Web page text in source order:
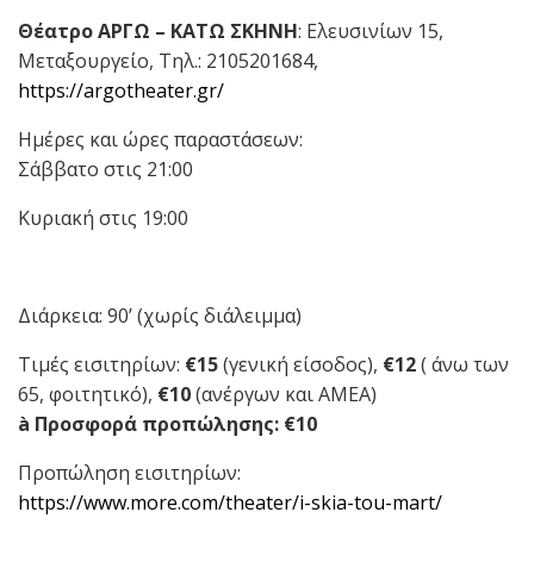
Θέατρο ΑΡΓΩ – ΚΑΤΩ ΣΚΗΝΗ: Ελευσινίων 15,
Μεταξουργείο, Τηλ.: 2105201684,
https://argotheater.gr/
Ημέρες και ώρες παραστάσεων:
Σάββατο στις 21:00
Κυριακή στις 19:00
Διάρκεια: 90’ (χωρίς διάλειμμα)
Τιμές εισιτηρίων: €15(γενική είσοδος), €12( άνω των
65, φοιτητικό), €10(ανέργων και ΑΜΕA)
à Προσφορά προπώλησης: €10
Προπώληση εισιτηρίων:
https://www.more.com/theater/i-skia-tou-mart/